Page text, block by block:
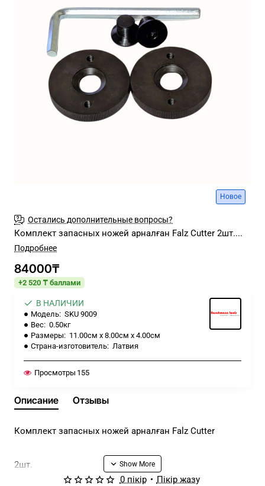
Новое
Остались дополнительные вопросы?
Комплект запасных ножей арналған Falz Cutter 2шт....
0 пікір • Пікір жазу
84000₸
+2 520 ₸ баллами
В НАЛИЧИИ
Модель: SKU 9009
Вес: 0.50кг
Размеры: 11.00см x 8.00см x 4.00см
Страна-изготовитель: Латвия
Просмотры 155
Описание Отзывы
Комплект запасных ножей арналған Falz Cutter
2шт.